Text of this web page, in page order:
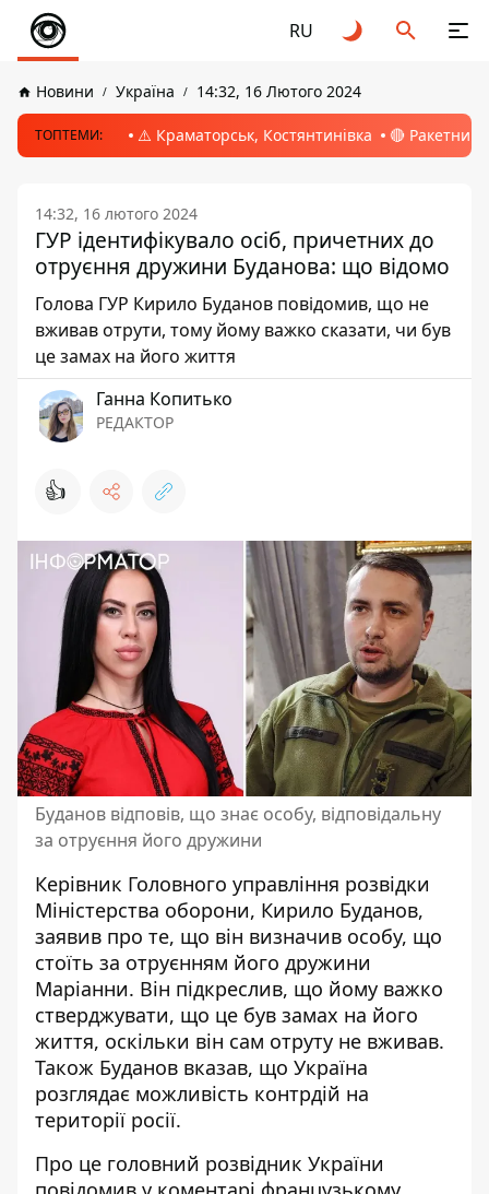
RU
Новини Україна 14:32, 16 Лютого 2024
ТОПТЕМИ: ⚠️ Краматорськ, Костянтинівка 🔴 Ракетний
14:32, 16 лютого 2024
ГУР ідентифікувало осіб, причетних до
отруєння дружини Буданова: що відомо
Голова ГУР Кирило Буданов повідомив, що не
вживав отрути, тому йому важко сказати, чи був
це замах на його життя
Ганна Копитько
РЕДАКТОР
👍
Буданов відповів, що знає особу, відповідальну
за отруєння його дружини
Керівник Головного управління розвідки
Міністерства оборони, Кирило Буданов,
заявив про те, що він визначив особу, що
стоїть за отруєнням його дружини
Маріанни. Він підкреслив, що йому важко
стверджувати, що це був замах на його
життя, оскільки він сам отруту не вживав.
Також Буданов вказав, що Україна
розглядає можливість контрдій на
території росії.
Про це головний розвідник України